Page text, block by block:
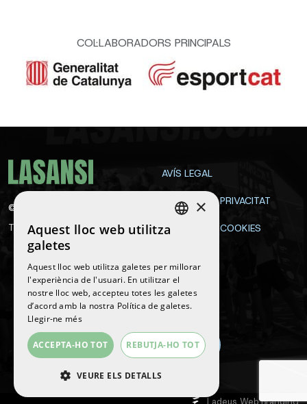
COL·LABORADORS PRINCIPALS
©
Tots els drets reservats
AVÍS LEGAL
POLÍTICA DE PRIVACITAT
POLÍTICA DE COOKIES
Segueix-nos
Ladeus Web Branding
CATALAN
×
Aquest lloc web utilitza
galetes
Aquest lloc web utilitza galetes per millorar
l'experiència de l'usuari. En utilitzar el
nostre lloc web, accepteu totes les galetes
d’acord amb la nostra Política de galetes.
Llegir-ne més
ACCEPTA-HO TOT REBUTJA-HO TOT
VEURE ELS DETALLS